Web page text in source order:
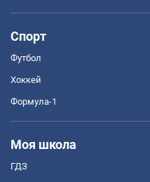
Спорт
Футбол
Хоккей
Формула-1
Моя школа
ГДЗ